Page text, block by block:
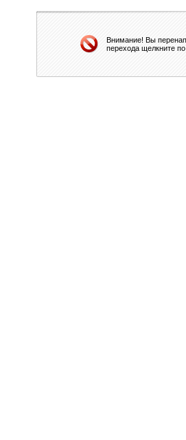
Внимание! Вы
перехода щелкните